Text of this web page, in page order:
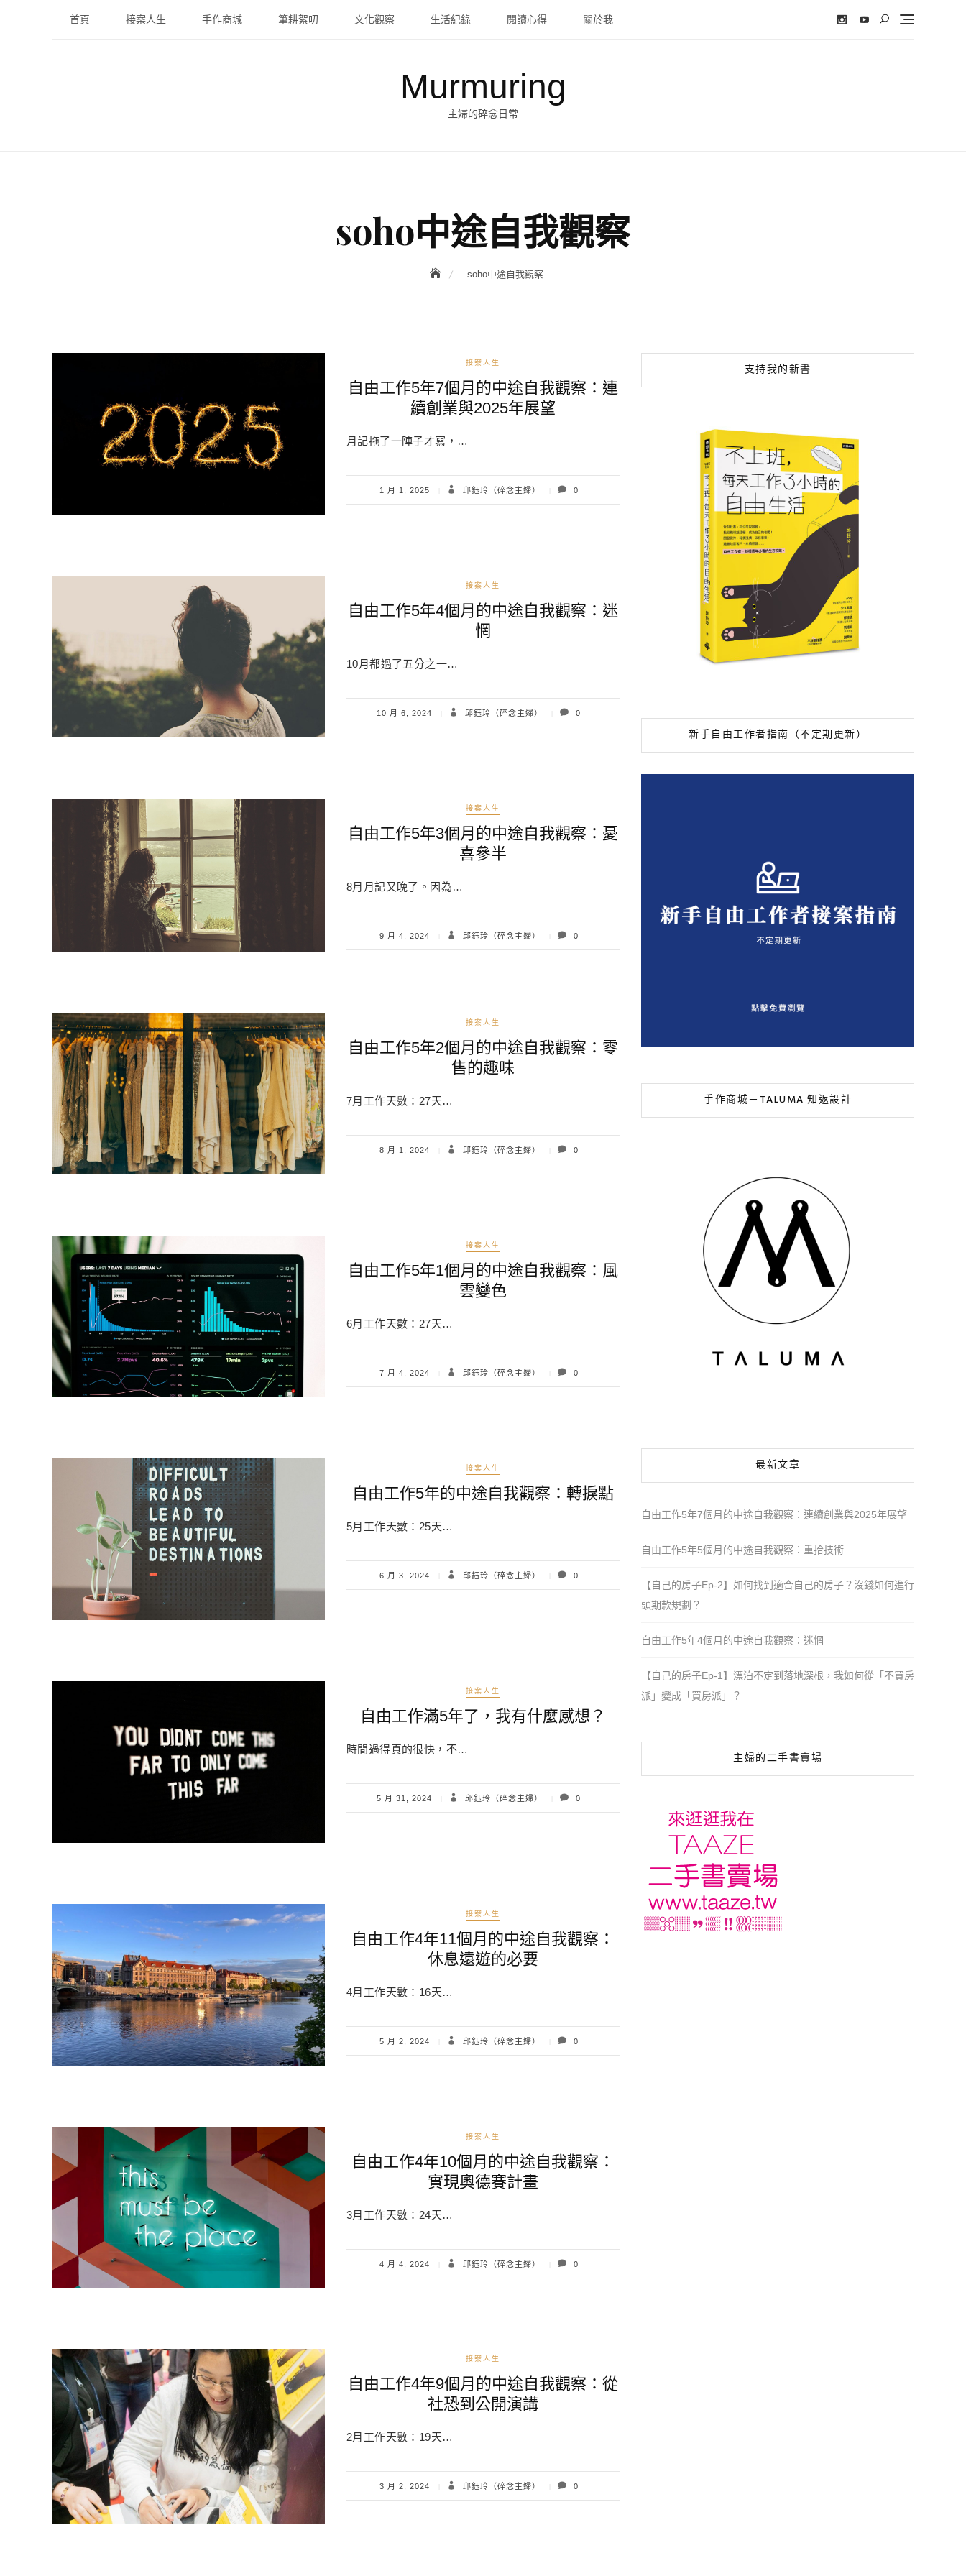
首頁 接案人生 手作商城 筆耕絮叨 文化觀察 生活紀錄 閱讀心得 關於我
Murmuring
主婦的碎念日常
soho中途自我觀察
soho中途自我觀察
接案人生
自由工作5年7個月的中途自我觀察：連
續創業與2025年展望
月記拖了一陣子才寫，…
1 月 1, 2025 邱鈺玲（碎念主婦） 0
接案人生
自由工作5年4個月的中途自我觀察：迷
惘
10月都過了五分之一…
10 月 6, 2024 邱鈺玲（碎念主婦） 0
接案人生
自由工作5年3個月的中途自我觀察：憂
喜參半
8月月記又晚了。因為…
9 月 4, 2024 邱鈺玲（碎念主婦） 0
接案人生
自由工作5年2個月的中途自我觀察：零
售的趣味
7月工作天數：27天…
8 月 1, 2024 邱鈺玲（碎念主婦） 0
接案人生
自由工作5年1個月的中途自我觀察：風
雲變色
6月工作天數：27天…
7 月 4, 2024 邱鈺玲（碎念主婦） 0
接案人生
自由工作5年的中途自我觀察：轉捩點
5月工作天數：25天…
6 月 3, 2024 邱鈺玲（碎念主婦） 0
接案人生
自由工作滿5年了，我有什麼感想？
時間過得真的很快，不…
5 月 31, 2024 邱鈺玲（碎念主婦） 0
接案人生
自由工作4年11個月的中途自我觀察：
休息遠遊的必要
4月工作天數：16天…
5 月 2, 2024 邱鈺玲（碎念主婦） 0
接案人生
自由工作4年10個月的中途自我觀察：
實現奧德賽計畫
3月工作天數：24天…
4 月 4, 2024 邱鈺玲（碎念主婦） 0
接案人生
自由工作4年9個月的中途自我觀察：從
社恐到公開演講
2月工作天數：19天…
3 月 2, 2024 邱鈺玲（碎念主婦） 0
支持我的新書
新手自由工作者指南（不定期更新）
手作商城－TALUMA 知返設計
最新文章
自由工作5年7個月的中途自我觀察：連續創業與2025年展望
自由工作5年5個月的中途自我觀察：重拾技術
【自己的房子Ep-2】如何找到適合自己的房子？沒錢如何進行
頭期款規劃？
自由工作5年4個月的中途自我觀察：迷惘
【自己的房子Ep-1】漂泊不定到落地深根，我如何從「不買房
派」變成「買房派」？
主婦的二手書賣場